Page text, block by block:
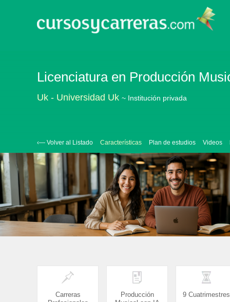
Licenciatura en Producción
Uk - Universidad Uk ~ Institución privada
‹— Volver al Listado Características Plan de estudios Videos
Carreras
Producción
9 Cuatrimestres